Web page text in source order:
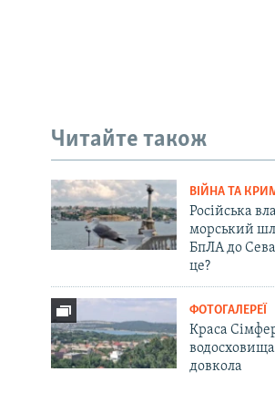
Читайте також
ВІЙНА ТА
Російська
морський
БпЛА до
це?
ФОТОГАЛЕРЕЇ
Краса
водосховища
довкола